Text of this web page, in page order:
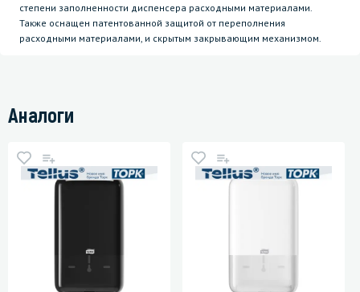
степени заполненности диспенсера расходными материалами.
Также оснащен патентованной защитой от переполнения
расходными материалами, и скрытым закрывающим механизмом.
Аналоги